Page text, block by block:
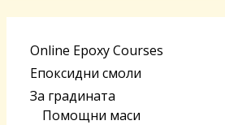
Online Epoxy Courses
Епоксидни смоли
За градината
Помощни маси